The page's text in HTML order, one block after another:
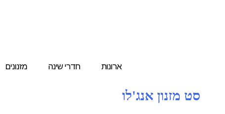
ארונות חדרי שינה מזנונים
סט מזנון אנג'לו